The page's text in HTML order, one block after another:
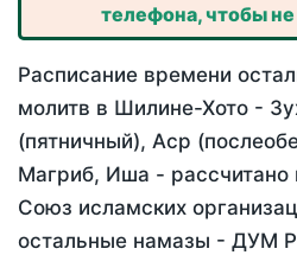
телефона, чтобы не
Расписание времени
молитв в Шилине-Хото -
(пятничный), Аср
Магриб, Иша -
Союз исламских
остальные намазы - ДУМ